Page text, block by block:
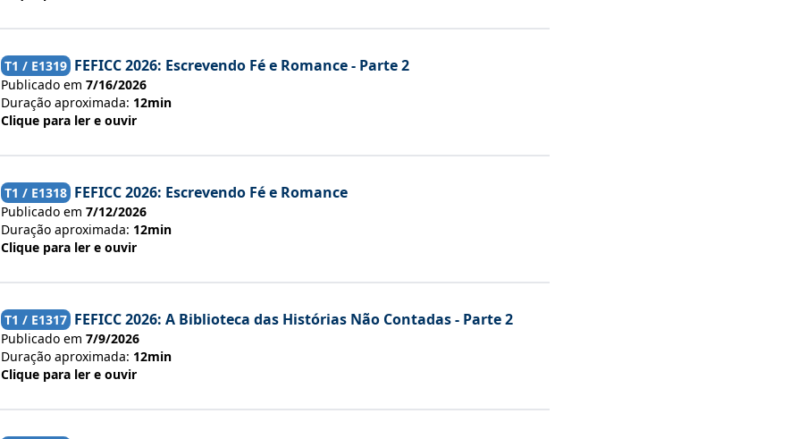
T1 / E1319 FEFICC 2026: Escrevendo Fé e Romance - Parte 2
Publicado em 7/16/2026
Duração aproximada: 12min
Clique para ler e ouvir
T1 / E1318 FEFICC 2026: Escrevendo Fé e Romance
Publicado em 7/12/2026
Duração aproximada: 12min
Clique para ler e ouvir
T1 / E1317 FEFICC 2026: A Biblioteca das Histórias Não Contadas - Parte 2
Publicado em 7/9/2026
Duração aproximada: 12min
Clique para ler e ouvir